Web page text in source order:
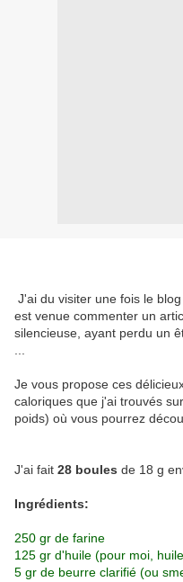
J'ai du visiter une fois le
est venue commenter un
silencieuse, ayant perdu un
Je vous propose ces
caloriques que j'ai trouvés
poids) où vous pourrez
J'ai fait 28 boules de 18 g
Ingrédients:
250 gr de farine
125 gr d'huile (pour moi,
5 gr de beurre clarifié (ou